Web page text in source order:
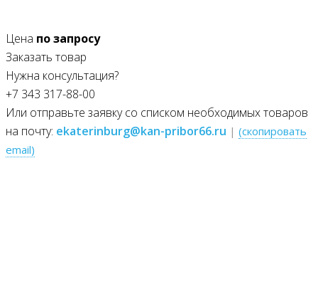
Цена по запросу
Заказать товар
Нужна консультация?
+7 343 317-88-00
Или отправьте заявку со списком необходимых товаров
на почту: ekaterinburg@kan-pribor66.ru | (скопировать
email)